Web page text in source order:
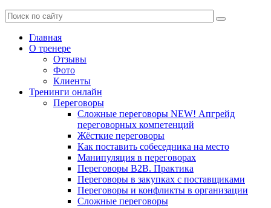
Главная
О тренере
Отзывы
Фото
Клиенты
Тренинги онлайн
Переговоры
Сложные переговоры NEW! Апгрейд
переговорных компетенций
Жёсткие переговоры
Как поставить собеседника на место
Манипуляция в переговорах
Переговоры B2B. Практика
Переговоры в закупках с поставщиками
Переговоры и конфликты в организации
Сложные переговоры